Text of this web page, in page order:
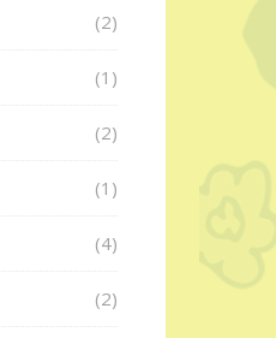
(2)
(1)
(2)
(1)
(4)
(2)